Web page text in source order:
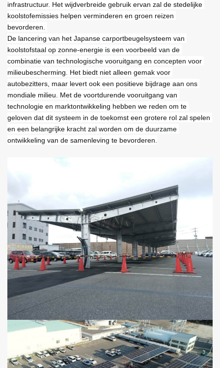
infrastructuur. Het wijdverbreide gebruik ervan zal de stedelijke
koolstofemissies helpen verminderen en groen reizen
bevorderen.
De lancering van het Japanse carportbeugelsysteem van
koolstofstaal op zonne-energie is een voorbeeld van de
combinatie van technologische vooruitgang en concepten voor
milieubescherming. Het biedt niet alleen gemak voor
autobezitters, maar levert ook een positieve bijdrage aan ons
mondiale milieu. Met de voortdurende vooruitgang van
technologie en marktontwikkeling hebben we reden om te
geloven dat dit systeem in de toekomst een grotere rol zal spelen
en een belangrijke kracht zal worden om de duurzame
ontwikkeling van de samenleving te bevorderen.